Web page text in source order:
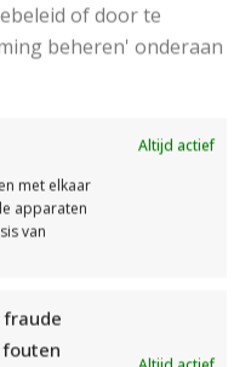
of door te
beheren' onderaan
Altijd actief
met elkaar
apparaten
van
BREIEN